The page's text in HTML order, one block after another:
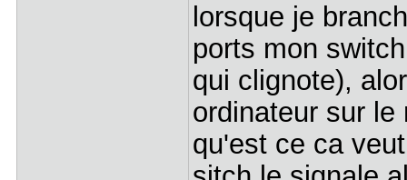
lorsque je
ports mon
qui clignote),
ordinateur sur
qu'est ce ca